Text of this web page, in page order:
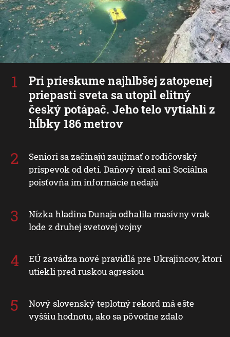
Pri prieskume najhlbšej zatopenej
priepasti sveta sa utopil elitný
český potápač. Jeho telo vytiahli z
hĺbky 186 metrov
Seniori sa začínajú zaujímať o rodičovský
príspevok od detí. Daňový úrad ani Sociálna
poisťovňa im informácie nedajú
Nízka hladina Dunaja odhalila masívny vrak
lode z druhej svetovej vojny
EÚ zavádza nové pravidlá pre Ukrajincov, ktorí
utiekli pred ruskou agresiou
Nový slovenský teplotný rekord má ešte
vyššiu hodnotu, ako sa pôvodne zdalo